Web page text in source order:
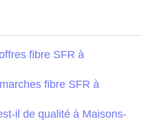
fibre SFR à
fibre SFR à
il de qualité à Maisons-